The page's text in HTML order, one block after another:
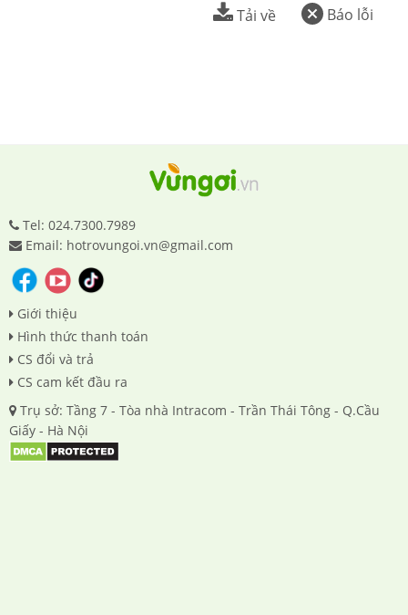
Báo lỗi
Tải về
Tel: 024.7300.7989
Email: hotrovungoi.vn@gmail.com
Giới thiệu
Hình thức thanh toán
CS đổi và trả
CS cam kết đầu ra
Trụ sở: Tầng 7 - Tòa nhà Intracom - Trần Thái Tông - Q.Cầu
Giấy - Hà Nội